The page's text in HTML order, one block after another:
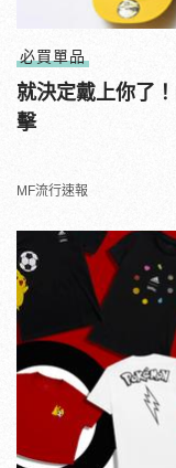
必買單品
就決定戴上你了
擊
MF流行速報